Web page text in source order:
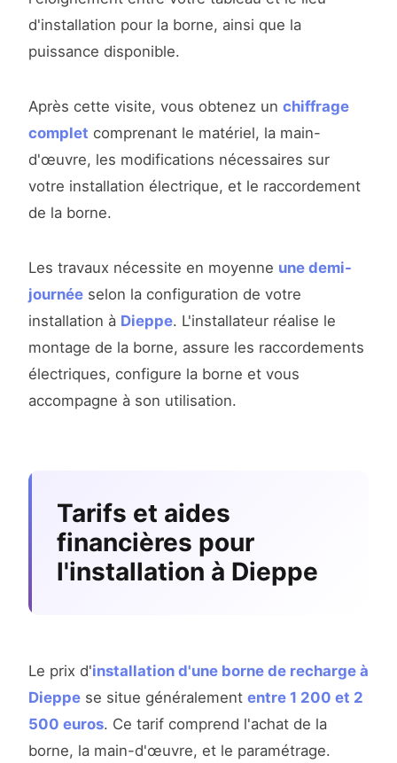
d'installation pour la borne, ainsi que la
puissance disponible.
Après cette visite, vous obtenez un chiffrage
complet comprenant le matériel, la main-
d'œuvre, les modifications nécessaires sur
votre installation électrique, et le raccordement
de la borne.
Les travaux nécessite en moyenne une demi-
journée selon la configuration de votre
installation à Dieppe. L'installateur réalise le
montage de la borne, assure les raccordements
électriques, configure la borne et vous
accompagne à son utilisation.
Tarifs et aides
financières pour
l'installation à Dieppe
Le prix d'installation d'une borne de recharge à
Dieppe se situe généralement entre 1 200 et 2
500 euros. Ce tarif comprend l'achat de la
borne, la main-d'œuvre, et le paramétrage.